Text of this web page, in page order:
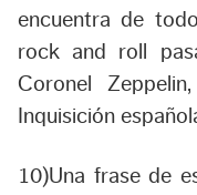
encuentra de
rock and roll
Coronel
Inquisición
10)Una frase de